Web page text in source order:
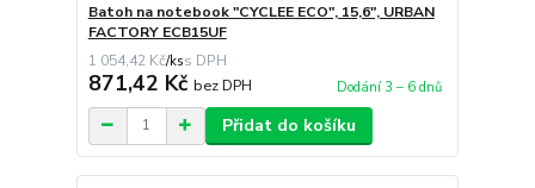
Batoh na notebook "CYCLEE ECO", 15,6", URBAN
FACTORY ECB15UF
1 054,42 Kč/ks
871,42 Kč bez DPH Dodání 3 – 6 dnů
Přidat do košíku